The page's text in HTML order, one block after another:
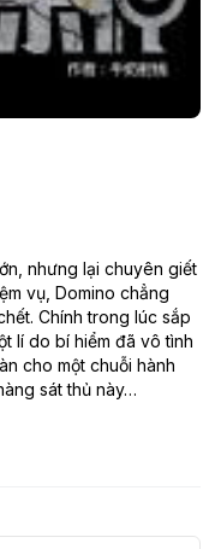
nhưng lại chuyên giết
vụ, Domino chẳng
Chính trong lúc sắp
lí do bí hiểm đã vô tình
cho một chuỗi hành
sát thủ này…